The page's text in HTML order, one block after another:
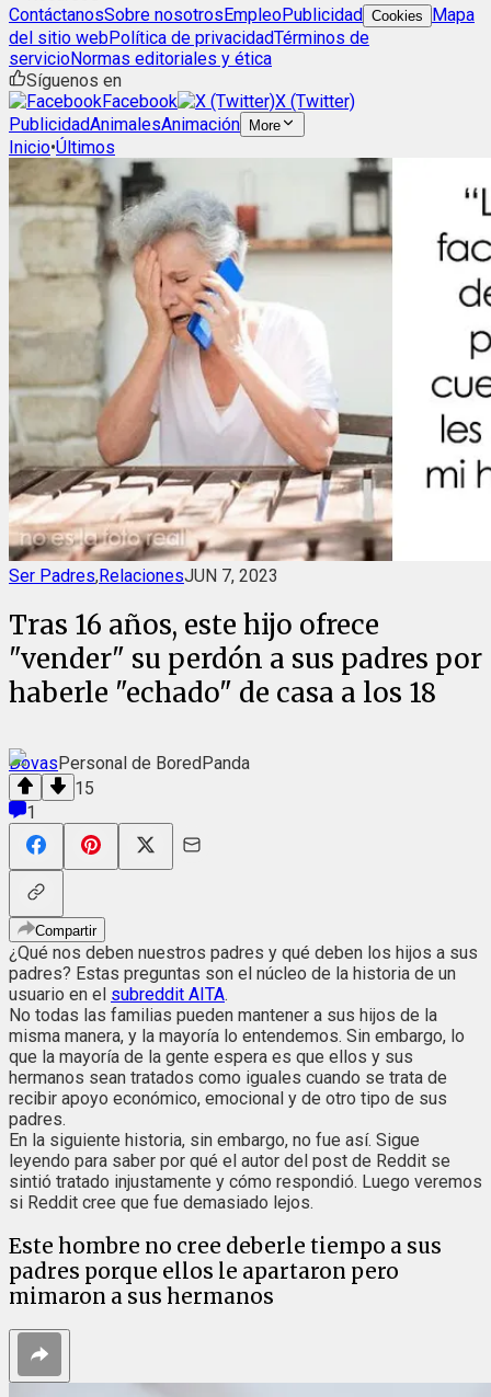
ContáctanosSobre nosotrosEmpleoPublicidad Cookies
Mapa
del sitio webPolítica de privacidadTérminos de
servicioNormas editoriales y ética
Síguenos en
Facebook
X (Twitter)
PublicidadAnimalesAnimación More
Inicio•Últimos
Ser Padres,RelacionesJUN 7, 2023
Tras 16 años, este hijo ofrece
"vender" su perdón a sus padres por
haberle "echado" de casa a los 18
DovasPersonal de BoredPanda
15
1
Compartir
¿Qué nos deben nuestros padres y qué deben los hijos a sus
padres? Estas preguntas son el núcleo de la historia de un
usuario en el subreddit AITA.
No todas las familias pueden mantener a sus hijos de la
misma manera, y la mayoría lo entendemos. Sin embargo, lo
que la mayoría de la gente espera es que ellos y sus
hermanos sean tratados como iguales cuando se trata de
recibir apoyo económico, emocional y de otro tipo de sus
padres.
En la siguiente historia, sin embargo, no fue así. Sigue
leyendo para saber por qué el autor del post de Reddit se
sintió tratado injustamente y cómo respondió. Luego veremos
si Reddit cree que fue demasiado lejos.
Este hombre no cree deberle tiempo a sus
padres porque ellos le apartaron pero
mimaron a sus hermanos